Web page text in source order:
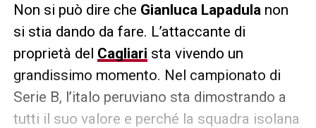
Non si può dire che Gianluca Lapadula non
si stia dando da fare. L’attaccante di
proprietà del Cagliari sta vivendo un
grandissimo momento. Nel campionato di
Serie B, l’italo peruviano sta dimostrando a
tutti il suo valore e perché la squadra isolana